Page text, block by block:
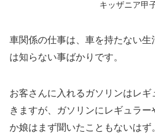
キッザニア甲
車関係の仕事は、車を持たない生
は知らない事ばかりです。
お客さんに入れるガソリンはレ
きますが、ガソリンにレギュラー
か娘はまず聞いたこともないはず